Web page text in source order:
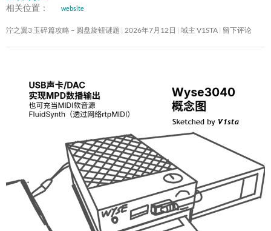
相关位置：
website
泞之翼3 玉碎篇攻略 – 圆盘旋钮谜题 2026年7月12日 域主 V1STA 留下评论